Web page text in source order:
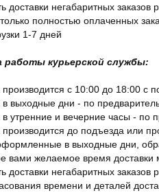
доставки негабаритных заказов
только полностью оплаченных
1-7 дней
работы курьерской службы:
производится с 10:00 до 18:00 с
в выходные дни - по
в утренние и вечерние часы - по
производится до подъезда или
в выходные дни,
вами желаемое время
доставки негабаритных
времени и деталей